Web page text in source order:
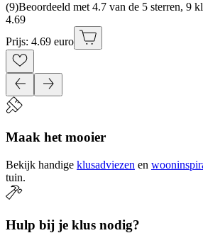
(9)Beoordeeld met 4.7 van de 5 sterren, 9
4.69
Prijs: 4.69 euro
Maak het mooier
Bekijk handige klusadviezen en
tuin.
Hulp bij je klus nodig?